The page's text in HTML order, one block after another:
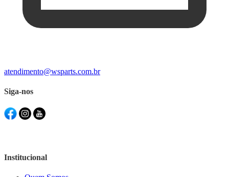
atendimento@wsparts.com.br
Siga-nos
Institucional